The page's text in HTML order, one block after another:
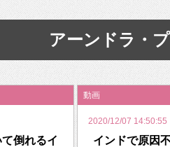
と生産性】VITURE Luma Ultra･･･
で突破。ジャストシステム、”自分が
インは「自分で作って、想いを渡す
アーンドラ・
倒れるイ
動画
2020/12/07 14:50:55
インドで原因